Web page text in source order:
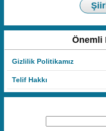
Önemli
Gizlilik Politikamız
Telif Hakkı